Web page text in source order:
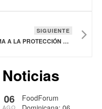
SIGUIENTE
EMIRATOS ÁRABES UNIDOS SE SUMA A LA PROTECCIÓN DEL TEQUILA
Noticias
FoodForum
06
AGO